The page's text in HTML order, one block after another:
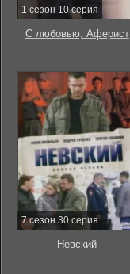
1 сезон 10 серия
С любовью, Аферист
7 сезон 30 серия
Невский